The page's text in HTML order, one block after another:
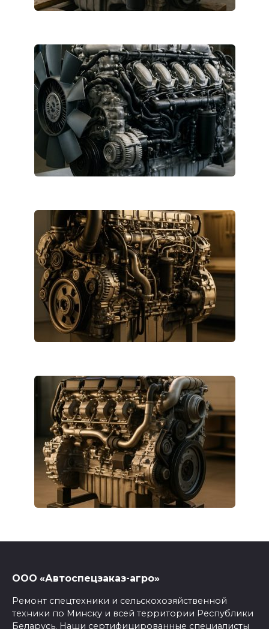
ООО «Автоспецзаказ-агро»
Ремонт спецтехники и сельскохозяйственной
техники по Минску и всей территории Республики
Беларусь. Наши сертифицированные специалисты